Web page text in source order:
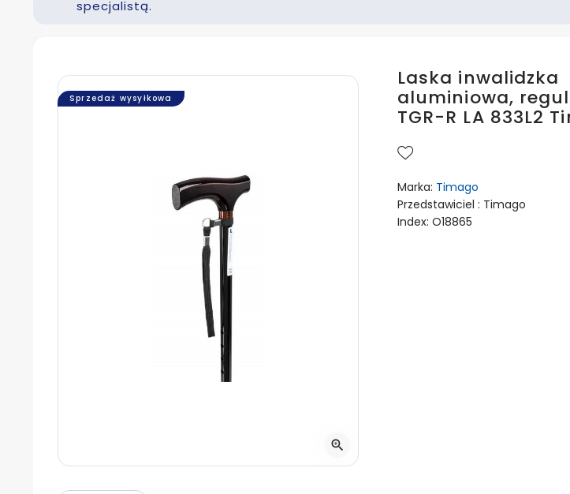
specjalistą.
Sprzedaż wysyłkowa
zoom_in
Laska inwalidzka
aluminiowa,
TGR-R LA 833L2
Marka: Timago
Przedstawiciel : Timago
Index: O18865